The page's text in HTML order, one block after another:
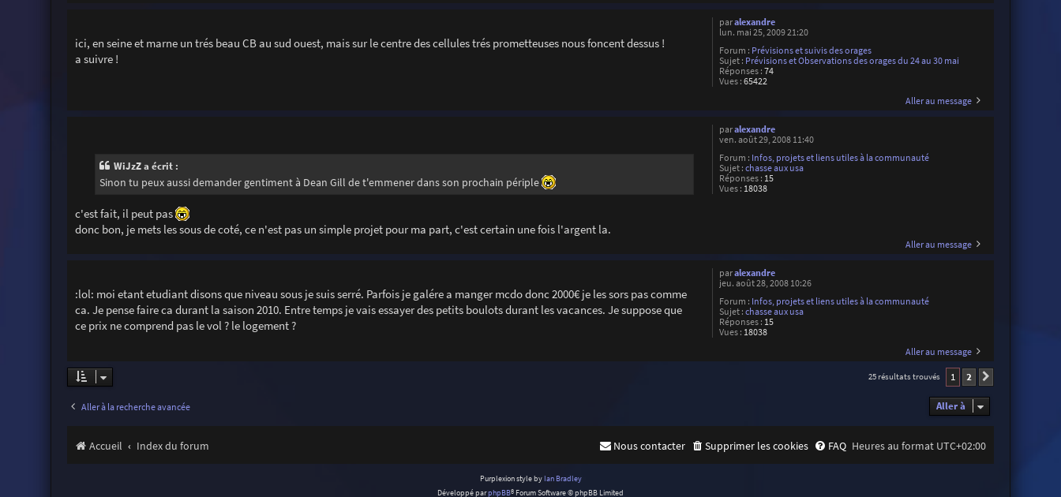
paralexandre
lun. mai 25, 2009 21:20
Forum : Prévisions et suivis des orages
Sujet : Prévisions et Observations des orages du 24 au 30 mai
Réponses : 74
Vues : 65422
ici, en seine et marne un trés beau CB au sud ouest, mais sur le centre des cellules trés prometteuses nous foncent dessus !
a suivre !
Aller au message
paralexandre
ven. août 29, 2008 11:40
Forum : Infos, projets et liens utiles à la communauté
Sujet : chasse aux usa
Réponses : 15
Vues : 18038
WiJzZ a écrit :
Sinon tu peux aussi demander gentiment à Dean Gill de t'emmener dans son prochain périple
c'est fait, il peut pas
donc bon, je mets les sous de coté, ce n'est pas un simple projet pour ma part, c'est certain une fois l'argent la.
Aller au message
paralexandre
jeu. août 28, 2008 10:26
Forum : Infos, projets et liens utiles à la communauté
Sujet : chasse aux usa
Réponses : 15
Vues : 18038
:lol: moi etant etudiant disons que niveau sous je suis serré. Parfois je galére a manger mcdo donc 2000€ je les sors pas comme
ca. Je pense faire ca durant la saison 2010. Entre temps je vais essayer des petits boulots durant les vacances. Je suppose que
ce prix ne comprend pas le vol ? le logement ?
Aller au message
25 résultats trouvés 1 2
Aller à la recherche avancée Aller à
Accueil Index du forum Heures au format UTC+02:00
FAQ
Supprimer les cookies
Nous contacter
Purplexion style by Ian Bradley
Développé parphpBB® Forum Software © phpBB Limited